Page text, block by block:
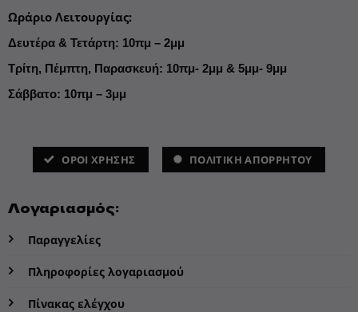
Ωράριο Λειτουργίας:
Δευτέρα & Τετάρτη: 10πμ – 2μμ
Τρίτη, Πέμπτη, Παρασκευή: 10πμ- 2μμ & 5μμ- 9μμ
Σάββατο: 10πμ – 3μμ
ΌΡΟΙ ΧΡΗΣΗΣ ΠΟΛΙΤΙΚΗ ΑΠΟΡΡΗΤΟΥ
Λογαριασμός:
Παραγγελίες
Πληροφορίες λογαριασμού
Πίνακας ελέγχου